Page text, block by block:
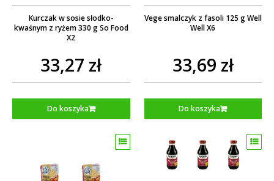
Kurczak w sosie słodko-
kwaśnym z ryżem 330 g So Food
X2
33,27 zł
Do koszyka
Vege smalczyk z fasoli 125 g Well
Well X6
33,69 zł
Do koszyka